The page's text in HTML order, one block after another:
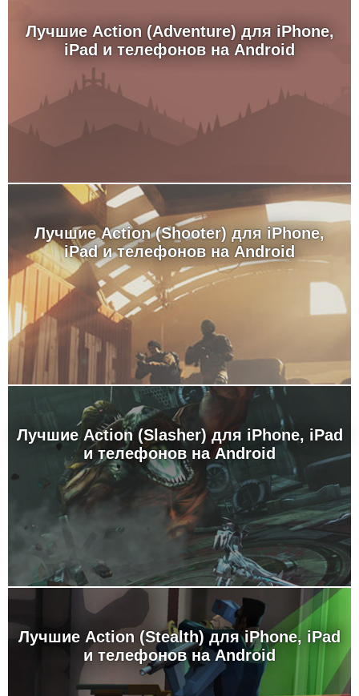
Лучшие Action (Adventure) для iPhone,
iPad и телефонов на Android
Лучшие Action (Shooter) для iPhone,
iPad и телефонов на Android
Лучшие Action (Slasher) для iPhone, iPad
и телефонов на Android
Лучшие Action (Stealth) для iPhone, iPad
и телефонов на Android